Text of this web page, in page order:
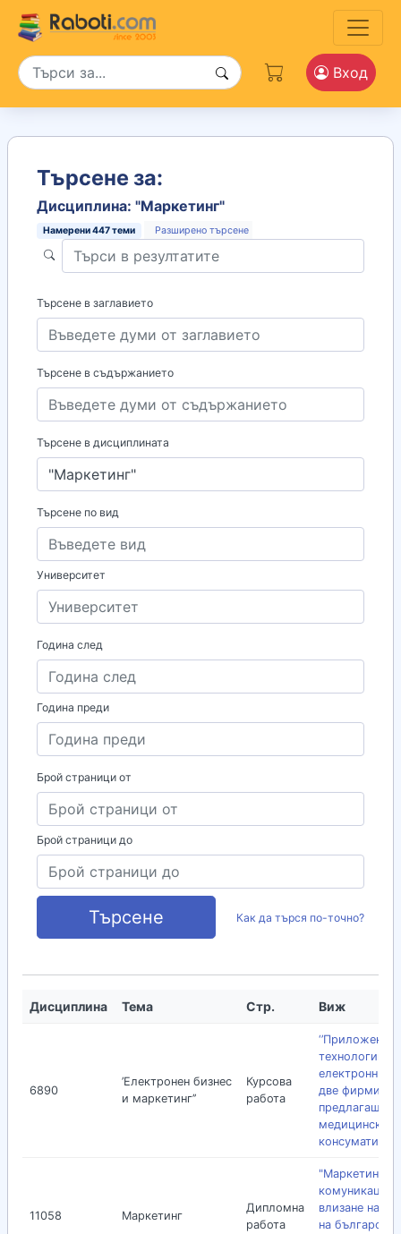
Вход
Търсене за:
Дисциплина: "Маркетинг"
Намерени447теми Разширено търсене
Търсене в заглавието
Търсене в съдържанието
Търсене в дисциплината
Търсене по вид
Университет
Година след
Година преди
Брой страници от
Брой страници до
Търсене Как да търся по-точно?
Дисциплина Тема Стр. Виж
6890
’Електронен бизнес
и маркетинг’’
Курсова
работа
‘’Приложение
технологиите
електронния
две фирми
предлагащи
медицински
консумативи’’
11058 Маркетинг
Дипломна
работа
комуникации
влизане на
на